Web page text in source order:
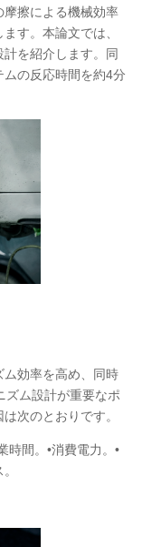
擦による機械効率
す。本論文では、
を紹介します。同
の反応時間を約4分
効率を高め、同時
ズム設計が重要なポ
次のとおりです。
時間。•消費電力。•